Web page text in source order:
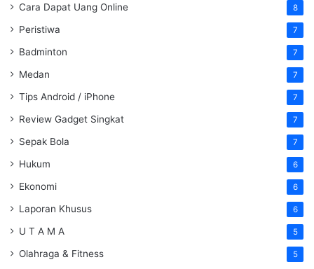
Cara Dapat Uang Online 8
Peristiwa 7
Badminton 7
Medan 7
Tips Android / iPhone 7
Review Gadget Singkat 7
Sepak Bola 7
Hukum 6
Ekonomi 6
Laporan Khusus 6
U T A M A 5
Olahraga & Fitness 5